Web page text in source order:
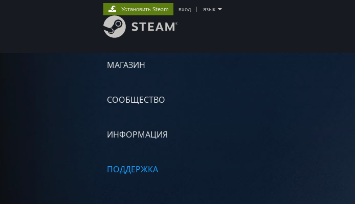
МАГАЗИН
СООБЩЕСТВО
ИНФОРМАЦИЯ
ПОДДЕРЖКА
Установить Steam вход язык